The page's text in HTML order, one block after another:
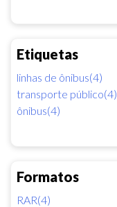
Etiquetas
linhas de ônibus(4)
transporte público(4)
ônibus(4)
Formatos
RAR(4)